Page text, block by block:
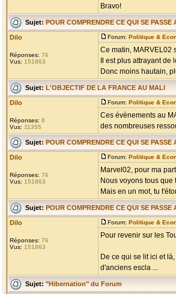
Bravo!
Sujet: POUR COMPRENDRE CE QUI SE PASSE
Dilo
Réponses: 76
Vus: 151863
Forum: Politique &
Ce matin, MARVEL02
Il est plus attrayant
Donc moins hautain,
Sujet: L'OBJECTIF DE LA FRANCE AU MALI
Dilo
Réponses: 8
Vus: 11355
Forum: Politique &
Ces évènements au
des nombreuses
Sujet: POUR COMPRENDRE CE QUI SE PASSE
Dilo
Réponses: 76
Vus: 151863
Forum: Politique &
Marvel02, pour ma
Nous voyons tous
Mais en un mot, tu
Sujet: POUR COMPRENDRE CE QUI SE PASSE
Dilo
Réponses: 76
Vus: 151863
Forum: Politique &
Pour revenir sur les
De ce qui se lit ici et
d'anciens escla ...
Sujet: "Hibernation" du Forum